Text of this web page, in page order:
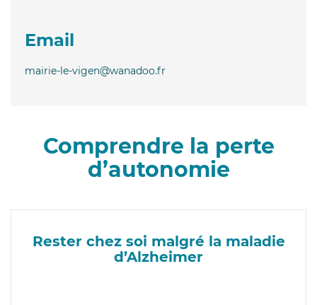
Email
mairie-le-vigen@wanadoo.fr
Comprendre la perte
d’autonomie
Rester chez soi malgré la maladie
d’Alzheimer